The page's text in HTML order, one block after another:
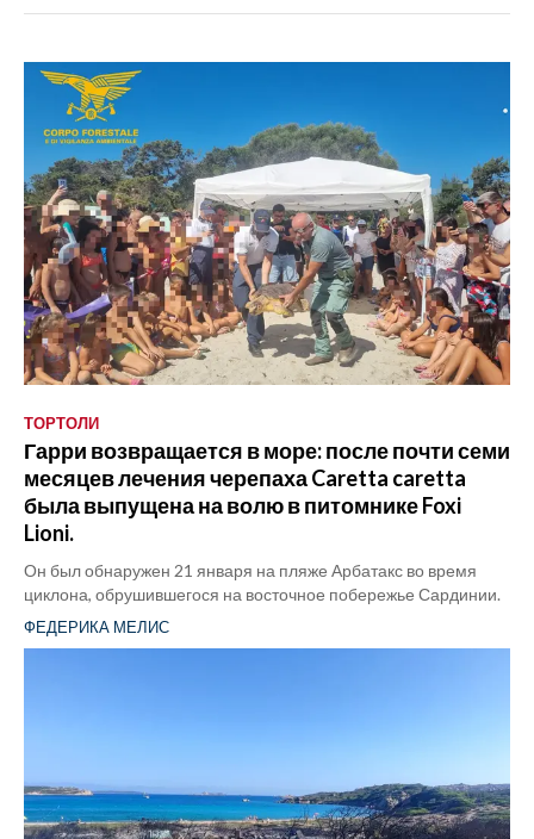
ТОРТОЛИ
Гарри возвращается в море: после почти семи
месяцев лечения черепаха Caretta caretta
была выпущена на волю в питомнике Foxi
Lioni.
Он был обнаружен 21 января на пляже Арбатакс во время
циклона, обрушившегося на восточное побережье Сардинии.
ФЕДЕРИКА МЕЛИС